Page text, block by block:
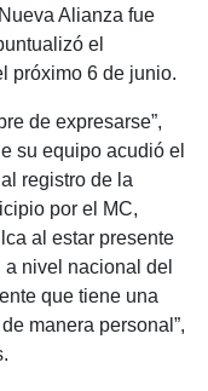
Alianza fue
el
próximo 6 de junio.
de expresarse”,
su equipo acudió el
registro de la
por el MC,
al estar presente
nivel nacional del
que tiene una
manera personal”,